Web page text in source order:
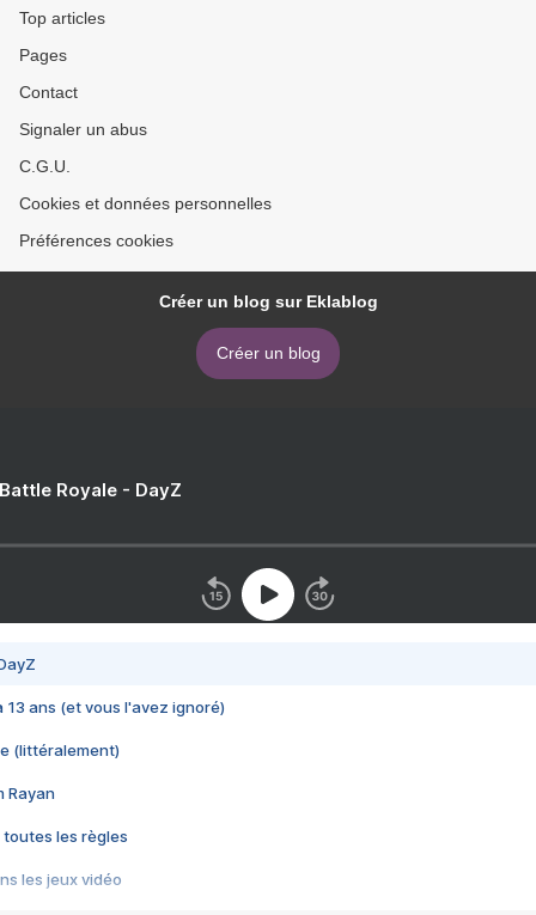
Top articles
Pages
Contact
Signaler un abus
C.G.U.
Cookies et données personnelles
Préférences cookies
Créer un blog sur Eklablog
Créer un blog
Royale - DayZ
13 ans (et vous l'avez ignoré)
(littéralement)
Rayan
toutes les règles
les jeux vidéo